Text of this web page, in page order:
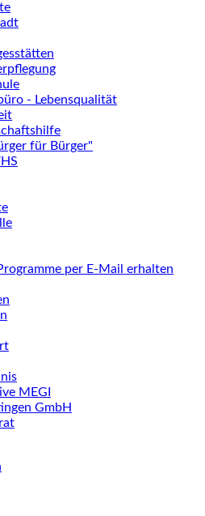
- Lebensqualität
für Bürger"
per E-Mail erhalten
MEGI
GmbH